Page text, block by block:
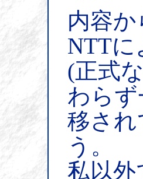
内容
NTTに
(正式
わら
移さ
う。
私以